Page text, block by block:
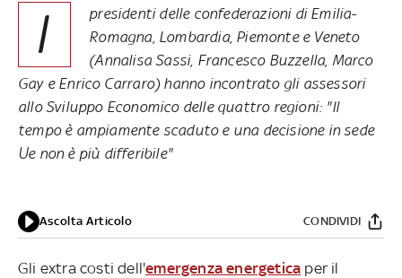
I
presidenti delle confederazioni di Emilia-
Romagna, Lombardia, Piemonte e Veneto
(Annalisa Sassi, Francesco Buzzella, Marco
Gay e Enrico Carraro) hanno incontrato gli assessori
allo Sviluppo Economico delle quattro regioni: "Il
tempo è ampiamente scaduto e una decisione in sede
Ue non è più differibile"
Ascolta Articolo CONDIVIDI
Gli extra costi dell'emergenza energetica per il